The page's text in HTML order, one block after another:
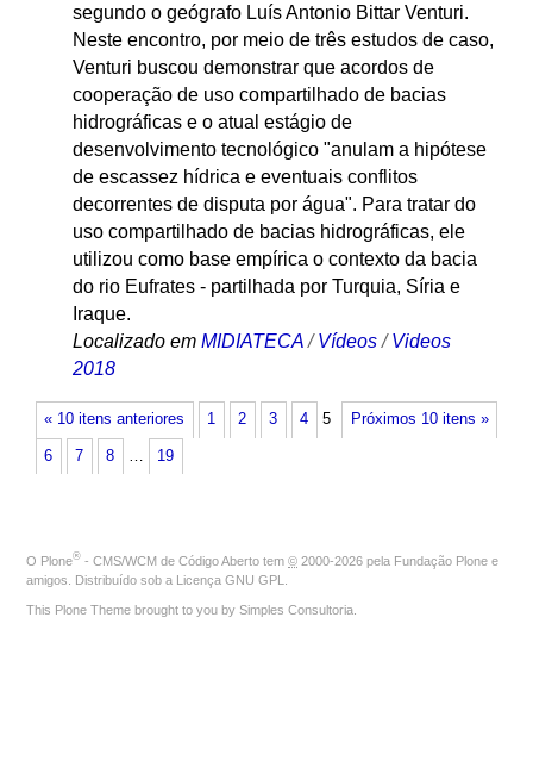
segundo o geógrafo Luís Antonio Bittar Venturi.
Neste encontro, por meio de três estudos de caso,
Venturi buscou demonstrar que acordos de
cooperação de uso compartilhado de bacias
hidrográficas e o atual estágio de
desenvolvimento tecnológico "anulam a hipótese
de escassez hídrica e eventuais conflitos
decorrentes de disputa por água". Para tratar do
uso compartilhado de bacias hidrográficas, ele
utilizou como base empírica o contexto da bacia
do rio Eufrates - partilhada por Turquia, Síria e
Iraque.
Localizado em MIDIATECA /Vídeos /Videos
2018
« 10 itens anteriores Próximos 10 itens »
1 2 3 4 5
6 7 8 … 19
O Plone® - CMS/WCM de Código Aberto tem © 2000-2026 pela Fundação Plone e
amigos. Distribuído sob a Licença GNU GPL
This Plone Theme brought to you by Simples Consultoria